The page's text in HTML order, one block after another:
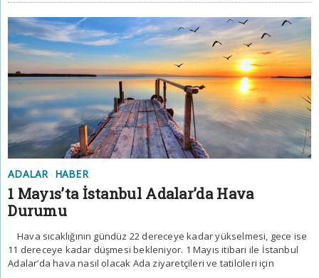
ADALAR HABER
1 Mayıs’ta İstanbul Adalar’da Hava
Durumu
Hava sıcaklığının gündüz 22 dereceye kadar yükselmesi, gece ise
11 dereceye kadar düşmesi bekleniyor. 1 Mayıs itibari ile İstanbul
Adalar’da hava nasıl olacak Ada ziyaretçileri ve tatilcileri için